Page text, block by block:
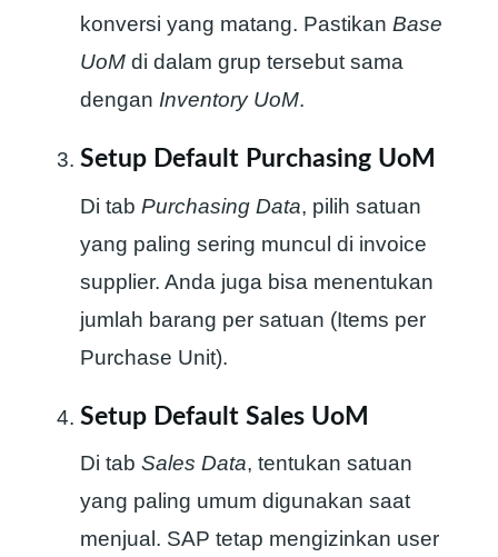
konversi yang matang. Pastikan Base
UoM di dalam grup tersebut sama
dengan Inventory UoM.
Setup Default Purchasing UoM
Di tab Purchasing Data, pilih satuan
yang paling sering muncul di invoice
supplier. Anda juga bisa menentukan
jumlah barang per satuan (Items per
Purchase Unit).
Setup Default Sales UoM
Di tab Sales Data, tentukan satuan
yang paling umum digunakan saat
menjual. SAP tetap mengizinkan user